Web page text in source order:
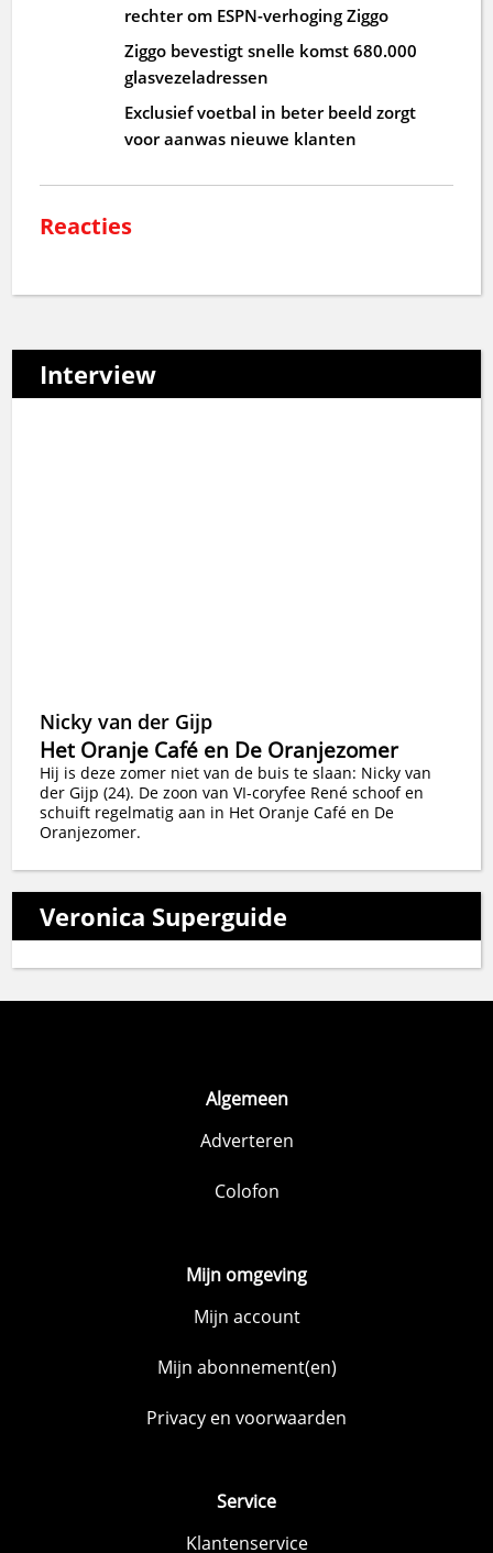
rechter om ESPN-verhoging Ziggo
Ziggo bevestigt snelle komst 680.000
glasvezeladressen
Exclusief voetbal in beter beeld zorgt
voor aanwas nieuwe klanten
Reacties
Interview
Nicky van der Gijp
Het Oranje Café en De Oranjezomer
Hij is deze zomer niet van de buis te slaan: Nicky van
der Gijp (24). De zoon van VI-coryfee René schoof en
schuift regelmatig aan in Het Oranje Café en De
Oranjezomer.
Veronica Superguide
Algemeen
Adverteren
Colofon
Mijn omgeving
Mijn account
Mijn abonnement(en)
Privacy en voorwaarden
Service
Klantenservice